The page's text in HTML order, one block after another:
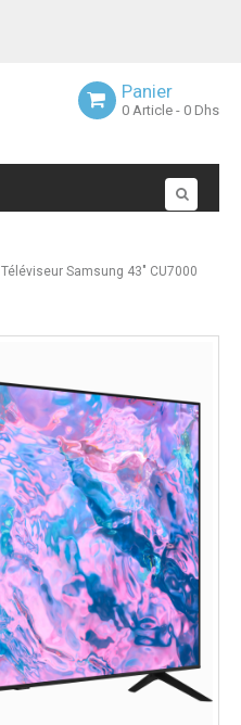
Panier
0 Article - 0 Dhs
Téléviseur Samsung 43" CU7000